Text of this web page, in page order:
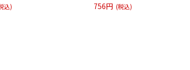
込) 756円 (税込)